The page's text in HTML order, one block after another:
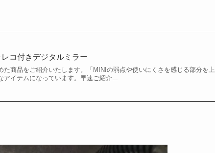
レコ付きデジタルミラー
た商品をご紹介いたします。「MINIの弱点や使いにくさを感じる部分を上
アイテムになっています。早速ご紹介...